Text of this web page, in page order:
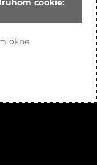
okne